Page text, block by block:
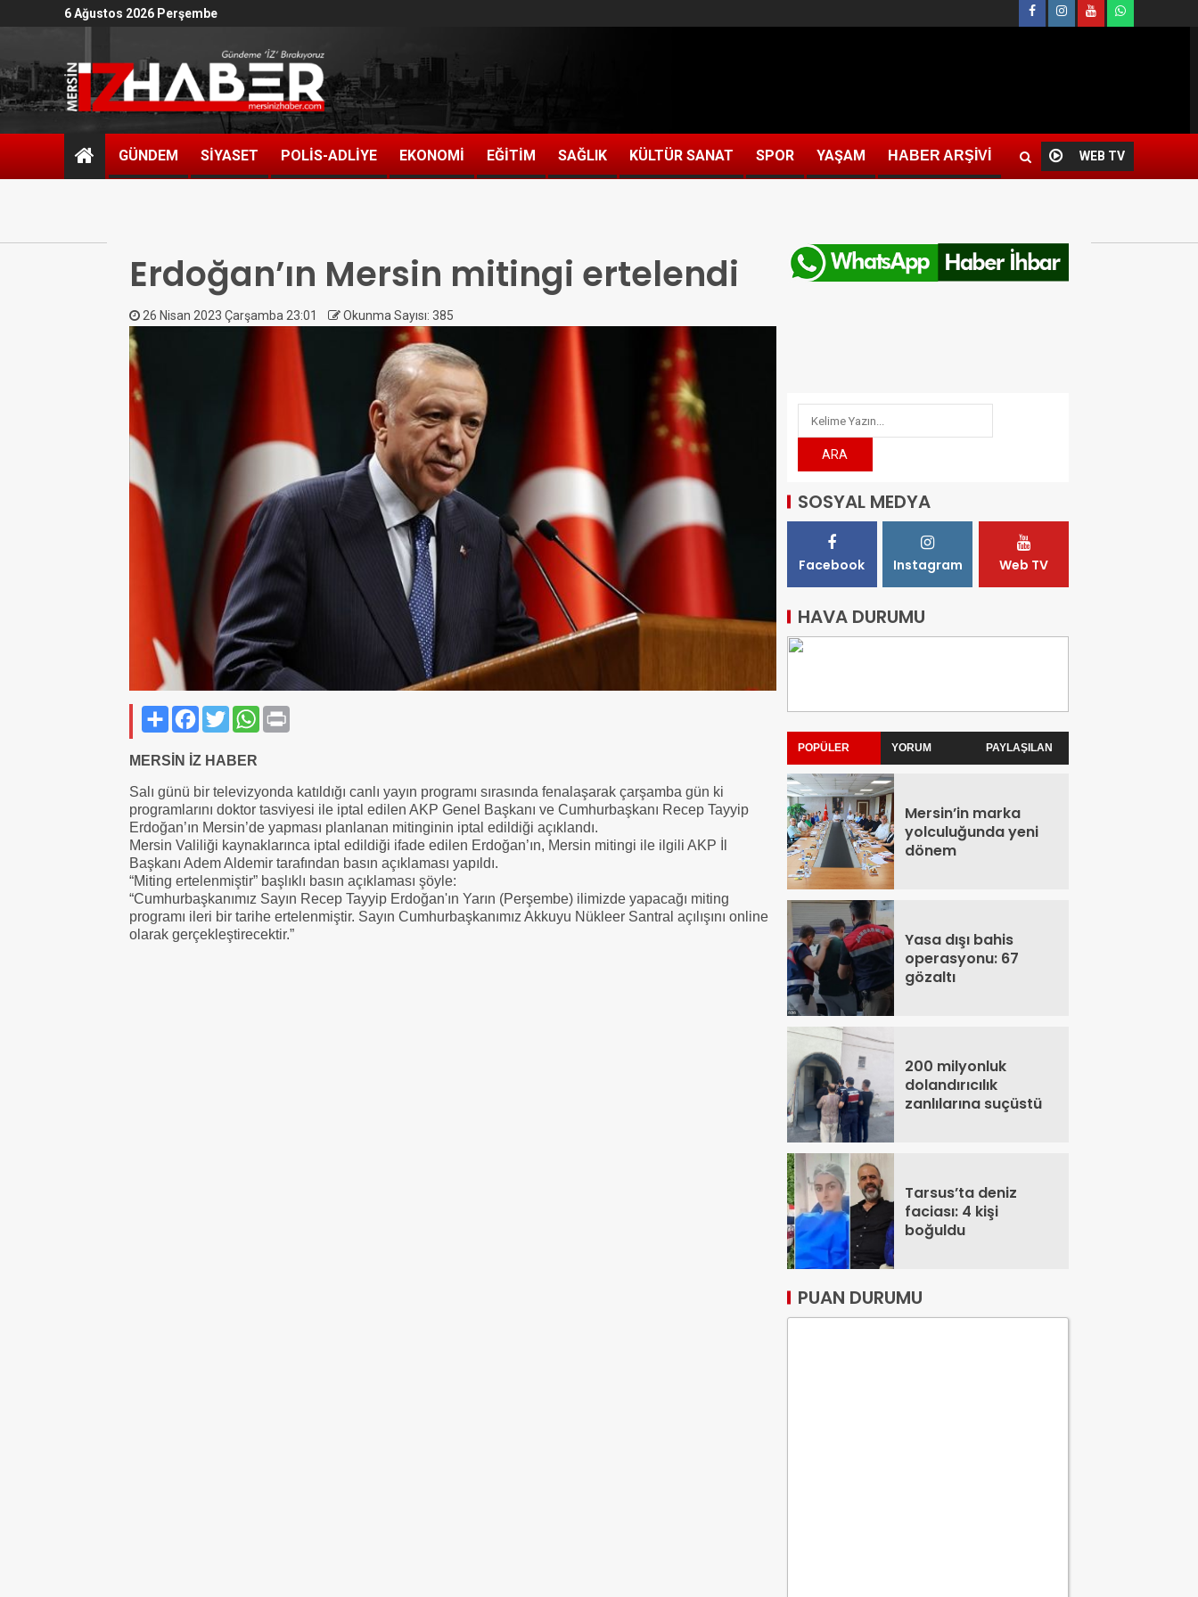
6 Ağustos 2026 Perşembe
GÜNDEM SİYASET POLİS-ADLİYE EKONOMİ EĞİTİM SAĞLIK KÜLTÜR SANAT SPOR YAŞAM HABER ARŞİVİ WEB TV
Erdoğan’ın Mersin mitingi ertelendi
26 Nisan 2023 Çarşamba 23:01 Okunma Sayısı: 385
PaylaşFacebook
TwitterWhatsApp
MERSİN İZ HABER
Salı günü bir televizyonda katıldığı canlı yayın programı sırasında fenalaşarak çarşamba gün ki
programlarını doktor tasviyesi ile iptal edilen AKP Genel Başkanı ve Cumhurbaşkanı Recep Tayyip
Erdoğan’ın Mersin’de yapması planlanan mitinginin iptal edildiği açıklandı.
Mersin Valiliği kaynaklarınca iptal edildiği ifade edilen Erdoğan’ın, Mersin mitingi ile ilgili AKP İl
Başkanı Adem Aldemir tarafından basın açıklaması yapıldı.
“Miting ertelenmiştir” başlıklı basın açıklaması şöyle:
“Cumhurbaşkanımız Sayın Recep Tayyip Erdoğan'ın Yarın (Perşembe) ilimizde yapacağı miting
programı ileri bir tarihe ertelenmiştir. Sayın Cumhurbaşkanımız Akkuyu Nükleer Santral açılışını online
olarak gerçekleştirecektir.”
SOSYAL MEDYA
Facebook Instagram Web TV
HAVA DURUMU
POPÜLER YORUM PAYLAŞILAN
Mersin’in marka
yolculuğunda yeni
dönem
Yasa dışı bahis
operasyonu: 67
gözaltı
200 milyonluk
dolandırıcılık
zanlılarına suçüstü
Tarsus’ta deniz
faciası: 4 kişi
boğuldu
PUAN DURUMU